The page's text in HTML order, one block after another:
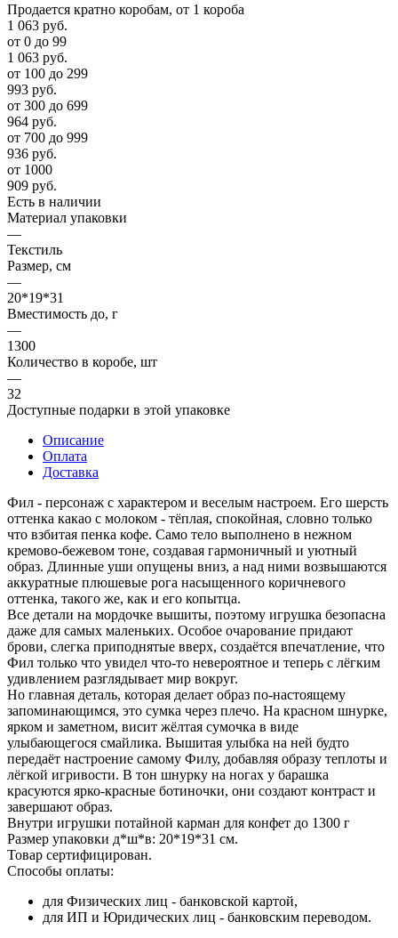
Продается кратно коробам, от 1 короба
1 063 руб.
от 0 до 99
1 063 руб.
от 100 до 299
993 руб.
от 300 до 699
964 руб.
от 700 до 999
936 руб.
от 1000
909 руб.
Есть в наличии
Материал упаковки
—
Текстиль
Размер, см
—
20*19*31
Вместимость до, г
—
1300
Количество в коробе, шт
—
32
Доступные подарки в этой упаковке
Описание
Оплата
Доставка
Фил - персонаж с характером и веселым настроем. Его шерсть
оттенка какао с молоком - тёплая, спокойная, словно только
что взбитая пенка кофе. Само тело выполнено в нежном
кремово-бежевом тоне, создавая гармоничный и уютный
образ. Длинные уши опущены вниз, а над ними возвышаются
аккуратные плюшевые рога насыщенного коричневого
оттенка, такого же, как и его копытца.
Все детали на мордочке вышиты, поэтому игрушка безопасна
даже для самых маленьких. Особое очарование придают
брови, слегка приподнятые вверх, создаётся впечатление, что
Фил только что увидел что-то невероятное и теперь с лёгким
удивлением разглядывает мир вокруг.
Но главная деталь, которая делает образ по-настоящему
запоминающимся, это сумка через плечо. На красном шнурке,
ярком и заметном, висит жёлтая сумочка в виде
улыбающегося смайлика. Вышитая улыбка на ней будто
передаёт настроение самому Филу, добавляя образу теплоты и
лёгкой игривости. В тон шнурку на ногах у барашка
красуются ярко-красные ботиночки, они создают контраст и
завершают образ.
Внутри игрушки потайной карман для конфет до 1300 г
Размер упаковки д*ш*в: 20*19*31 см.
Товар сертифицирован.
Способы оплаты:
для Физических лиц - банковской картой,
для ИП и Юридических лиц - банковским переводом.